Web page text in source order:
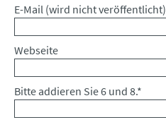
Pflichtfeld
E-Mail (wird nicht veröffentlicht)
Webseite
Bitte addieren Sie 6 und 8.*